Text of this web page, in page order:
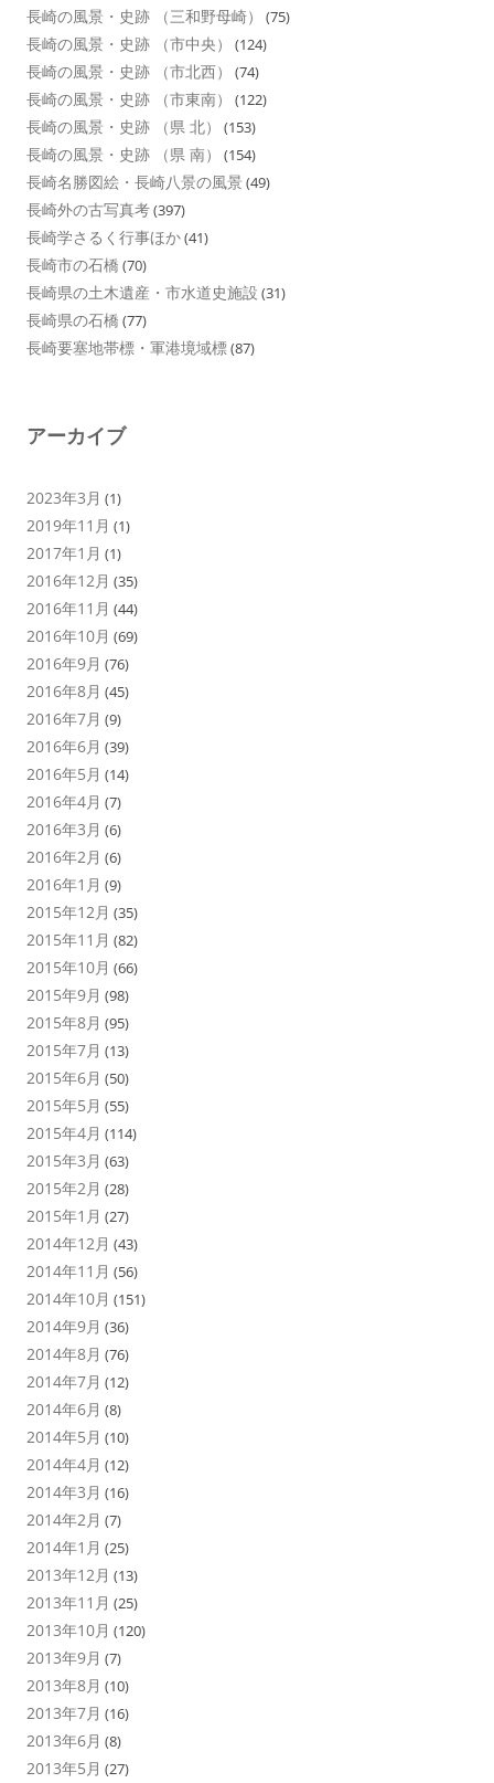
長崎の風景・史跡 （三和野母崎） (75)
長崎の風景・史跡 （市中央） (124)
長崎の風景・史跡 （市北西） (74)
長崎の風景・史跡 （市東南） (122)
長崎の風景・史跡 （県 北） (153)
長崎の風景・史跡 （県 南） (154)
長崎名勝図絵・長崎八景の風景 (49)
長崎外の古写真考(397)
長崎学さるく行事ほか(41)
長崎市の石橋 (70)
長崎県の土木遺産・市水道史施設 (31)
長崎県の石橋 (77)
長崎要塞地帯標・軍港境域標(87)
アーカイブ
2023年3月 (1)
2019年11月 (1)
2017年1月 (1)
2016年12月 (35)
2016年11月 (44)
2016年10月 (69)
2016年9月 (76)
2016年8月 (45)
2016年7月 (9)
2016年6月 (39)
2016年5月 (14)
2016年4月 (7)
2016年3月 (6)
2016年2月 (6)
2016年1月 (9)
2015年12月 (35)
2015年11月 (82)
2015年10月 (66)
2015年9月 (98)
2015年8月 (95)
2015年7月 (13)
2015年6月 (50)
2015年5月 (55)
2015年4月 (114)
2015年3月 (63)
2015年2月 (28)
2015年1月 (27)
2014年12月 (43)
2014年11月 (56)
2014年10月 (151)
2014年9月 (36)
2014年8月 (76)
2014年7月 (12)
2014年6月 (8)
2014年5月 (10)
2014年4月 (12)
2014年3月 (16)
2014年2月 (7)
2014年1月 (25)
2013年12月 (13)
2013年11月 (25)
2013年10月 (120)
2013年9月 (7)
2013年8月 (10)
2013年7月 (16)
2013年6月 (8)
2013年5月 (27)